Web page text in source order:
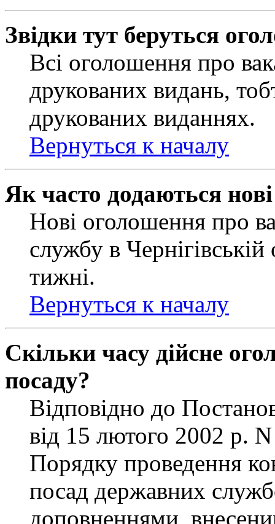
Звідки тут беруться
Всі оголошення про
друкованих видань,
друкованих виданнях.
Вернуться к началу
Як часто додаються
Нові оголошення про
службу в
тижні.
Вернуться к началу
Скільки часу дійсне
посаду?
Відповідно до
від 15 лютого 2002 р.
Порядку проведення
посад державних
доповненнями,